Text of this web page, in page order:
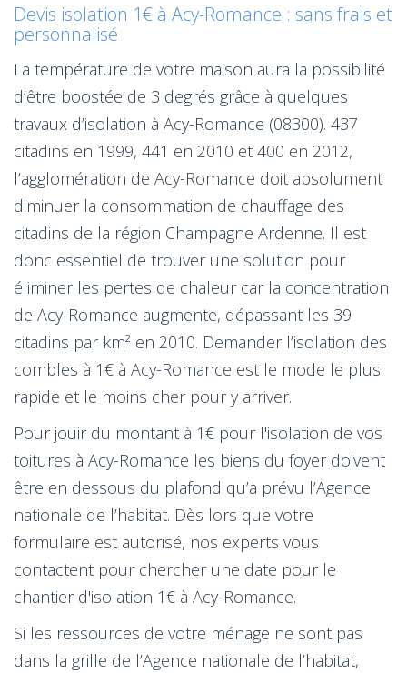
Devis isolation 1€ à Acy-Romance : sans frais et
personnalisé
La température de votre maison aura la possibilité
d’être boostée de 3 degrés grâce à quelques
travaux d’isolation à Acy-Romance (08300). 437
citadins en 1999, 441 en 2010 et 400 en 2012,
l’agglomération de Acy-Romance doit absolument
diminuer la consommation de chauffage des
citadins de la région Champagne Ardenne. Il est
donc essentiel de trouver une solution pour
éliminer les pertes de chaleur car la concentration
de Acy-Romance augmente, dépassant les 39
citadins par km² en 2010. Demander l’isolation des
combles à 1€ à Acy-Romance est le mode le plus
rapide et le moins cher pour y arriver.
Pour jouir du montant à 1€ pour l'isolation de vos
toitures à Acy-Romance les biens du foyer doivent
être en dessous du plafond qu’a prévu l’Agence
nationale de l’habitat. Dès lors que votre
formulaire est autorisé, nos experts vous
contactent pour chercher une date pour le
chantier d'isolation 1€ à Acy-Romance.
Si les ressources de votre ménage ne sont pas
dans la grille de l’Agence nationale de l’habitat,